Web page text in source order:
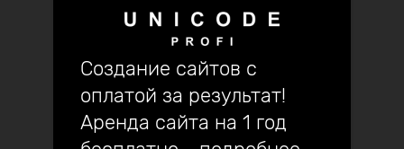
Создание сайтов с
оплатой за результат!
Аренда сайта на 1 год